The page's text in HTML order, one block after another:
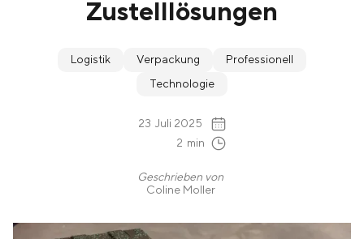
Zustelllösungen
Logistik Verpackung
Professionell
Technologie
23 Juli 2025
2 min
Geschrieben von
Coline Moller